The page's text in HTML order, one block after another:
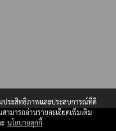
มประสิทธิภาพและประสบการณ์ที่ดี
ามารถอ่านรายละเอียดเพิ่มเติม
นโยบายคุกกี้